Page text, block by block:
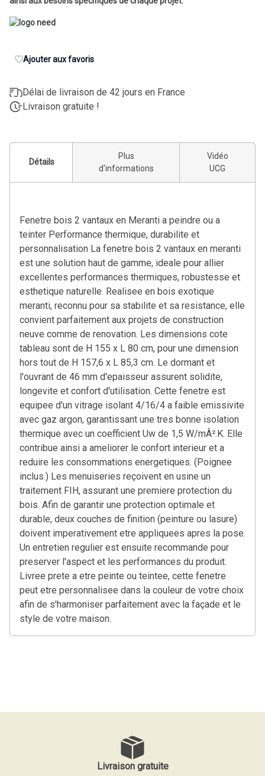
Ajouter aux favoris
Délai de livraison de 42 jours en France
Livraison gratuite !
Détails
Plus
d'informations
Vidéo
UCG
Fenetre bois 2 vantaux en Meranti a peindre ou a
teinter Performance thermique, durabilite et
personnalisation La fenetre bois 2 vantaux en meranti
est une solution haut de gamme, ideale pour allier
excellentes performances thermiques, robustesse et
esthetique naturelle. Realisee en bois exotique
meranti, reconnu pour sa stabilite et sa resistance, elle
convient parfaitement aux projets de construction
neuve comme de renovation. Les dimensions cote
tableau sont de H 155 x L 80 cm, pour une dimension
hors tout de H 157,6 x L 85,3 cm. Le dormant et
l'ouvrant de 46 mm d'epaisseur assurent solidite,
longevite et confort d'utilisation. Cette fenetre est
equipee d'un vitrage isolant 4/16/4 a faible emissivite
avec gaz argon, garantissant une tres bonne isolation
thermique avec un coefficient Uw de 1,5 W/mÂ².K. Elle
contribue ainsi a ameliorer le confort interieur et a
reduire les consommations energetiques. (Poignee
inclus.) Les menuiseries reçoivent en usine un
traitement FIH, assurant une premiere protection du
bois. Afin de garantir une protection optimale et
durable, deux couches de finition (peinture ou lasure)
doivent imperativement etre appliquees apres la pose.
Un entretien regulier est ensuite recommande pour
preserver l'aspect et les performances du produit.
Livree prete a etre peinte ou teintee, cette fenetre
peut etre personnalisee dans la couleur de votre choix
afin de s'harmoniser parfaitement avec la façade et le
style de votre maison.
Livraison gratuite